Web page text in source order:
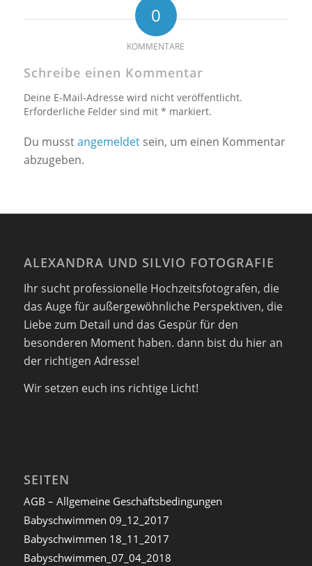
0
KOMMENTARE
Schreibe einen Kommentar
Deine E-Mail-Adresse wird nicht veröffentlicht.
Erforderliche Felder sind mit * markiert.
Du musstangemeldetsein, um einen Kommentar
abzugeben.
ALEXANDRA UND SILVIO FOTOGRAFIE
Ihr sucht professionelle Hochzeitsfotografen, die
das Auge für außergewöhnliche Perspektiven, die
Liebe zum Detail und das Gespür für den
besonderen Moment haben. dann bist du hier an
der richtigen Adresse!
Wir setzen euch ins richtige Licht!
SEITEN
AGB – Allgemeine Geschäftsbedingungen
Babyschwimmen 09_12_2017
Babyschwimmen 18_11_2017
Babyschwimmen_07_04_2018